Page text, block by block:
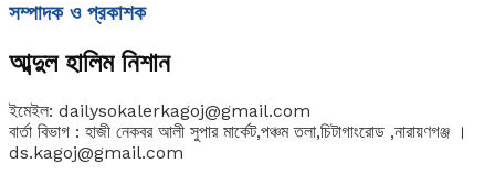
সম্পাদক ও প্রকাশক
আব্দুল হালিম নিশান
ইমেইল: dailysokalerkagoj@gmail.com
বার্তা বিভাগ : হাজী নেকবর আলী সুপার মার্কেট,পঞ্চম তলা,চিটাগাংরোড ,নারায়ণগঞ্জ ।
ds.kagoj@gmail.com